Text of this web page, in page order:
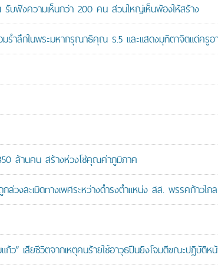
บฟังความเห็นกว่า 200 คน ส่วนใหญ่เห็นพ้องให้สร้าง
ำลึกในพระมหากรุณาธิคุณ ร.5 และแสดงมุทิตาจิตแด่ครูอ
ล้านคน สร้างห่วงโซ่คุณค่าภูมิภาค
งละเมิดทางเพศระหว่างดำรงตำแหน่ง สส. พรรคก้าวไกล
” เสียชีวิตจากเหตุคนร้ายใช้อาวุธปืนยิงโจมตีขณะปฏิบัติห